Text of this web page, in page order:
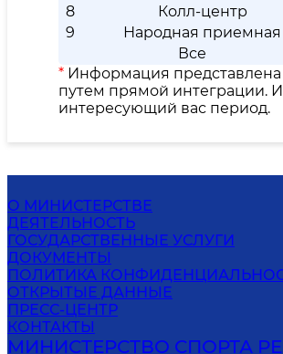
8
Колл-центр
9
Народная приемная
Все
* Информация
путем прямой интеграции.
интересующий вас период.
О МИНИСТЕРСТВЕ
ДЕЯТЕЛЬНОСТЬ
ГОСУДАРСТВЕННЫЕ УСЛУГИ
ДОКУМЕНТЫ
ПОЛИТИКА
ОТКРЫТЫЕ ДАННЫЕ
ПРЕСС-ЦЕНТР
КОНТАКТЫ
МИНИСТЕРСТВО СПОРТА